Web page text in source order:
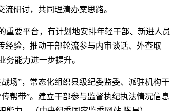
研讨，共同理清办案思路。
重要平台，有计划地安排年轻干部、新进人员
经验，推动干部轮流参与内审谈话、外查取
能力进一步提升。
场”，常态化组织县级纪委监委、派驻机构干
帮带”。建立干部参与监督执纪执法情况信息